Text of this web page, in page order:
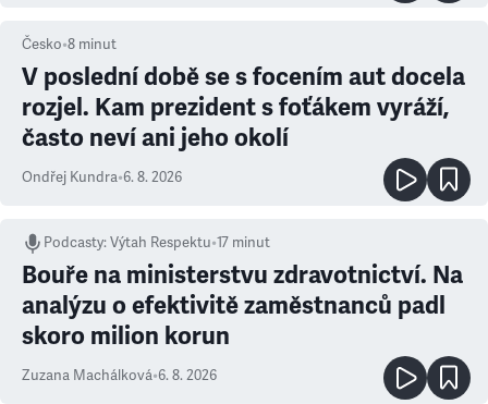
Česko•8 minut
V poslední době se s focením aut docela
rozjel. Kam prezident s foťákem vyráží,
často neví ani jeho okolí
Ondřej Kundra•6. 8. 2026
Podcasty:Výtah Respektu•17 minut
Bouře na ministerstvu zdravotnictví. Na
analýzu o efektivitě zaměstnanců padl
skoro milion korun
Zuzana Machálková•6. 8. 2026